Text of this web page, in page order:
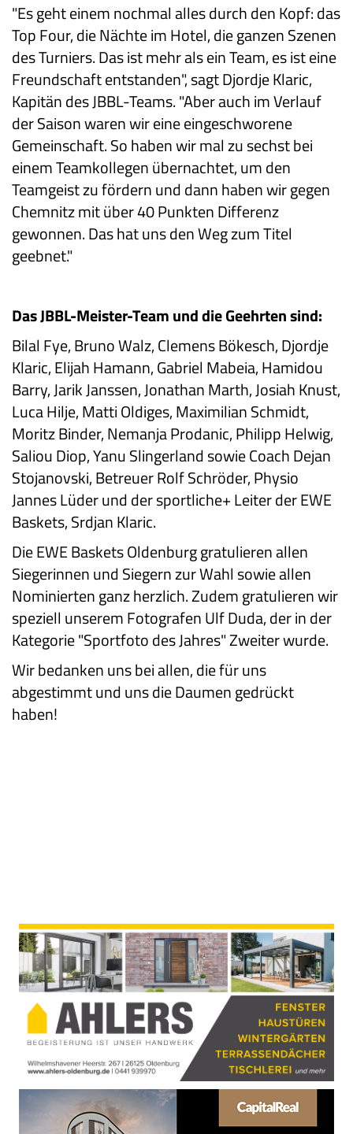
"Es geht einem nochmal alles durch den Kopf: das
Top Four, die Nächte im Hotel, die ganzen Szenen
des Turniers. Das ist mehr als ein Team, es ist eine
Freundschaft entstanden", sagt Djordje Klaric,
Kapitän des JBBL-Teams. "Aber auch im Verlauf
der Saison waren wir eine eingeschworene
Gemeinschaft. So haben wir mal zu sechst bei
einem Teamkollegen übernachtet, um den
Teamgeist zu fördern und dann haben wir gegen
Chemnitz mit über 40 Punkten Differenz
gewonnen. Das hat uns den Weg zum Titel
geebnet."
Das JBBL-Meister-Team und die Geehrten sind:
Bilal Fye, Bruno Walz, Clemens Bökesch, Djordje
Klaric, Elijah Hamann, Gabriel Mabeia, Hamidou
Barry, Jarik Janssen, Jonathan Marth, Josiah Knust,
Luca Hilje, Matti Oldiges, Maximilian Schmidt,
Moritz Binder, Nemanja Prodanic, Philipp Helwig,
Saliou Diop, Yanu Slingerland sowie Coach Dejan
Stojanovski, Betreuer Rolf Schröder, Physio
Jannes Lüder und der sportliche+ Leiter der EWE
Baskets, Srdjan Klaric.
Die EWE Baskets Oldenburg gratulieren allen
Siegerinnen und Siegern zur Wahl sowie allen
Nominierten ganz herzlich. Zudem gratulieren wir
speziell unserem Fotografen Ulf Duda, der in der
Kategorie "Sportfoto des Jahres" Zweiter wurde.
Wir bedanken uns bei allen, die für uns
abgestimmt und uns die Daumen gedrückt
haben!